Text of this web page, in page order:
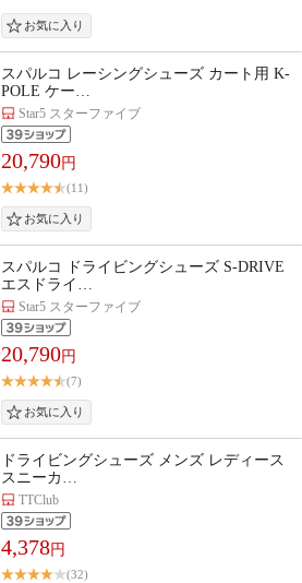
スパルコ レーシングシューズ カート用 K-
POLE ケー…
Star5 スターファイブ
20,790円
(11)
スパルコ ドライビングシューズ S-DRIVE
エスドライ…
Star5 スターファイブ
20,790円
(7)
ドライビングシューズ メンズ レディース
スニーカ…
TTClub
4,378円
(32)